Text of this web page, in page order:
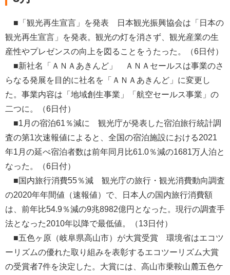
■「観光再生宣言」を発表 日本観光振興協会は「日本の
観光再生宣言」を発表。観光の灯を消さず、観光産業の生
産性やプレゼンスの向上を図ることをうたった。（6日付）
■新社名「ＡＮＡあきんど」 ＡＮＡセールスは事業のさ
らなる発展を目的に社名を「ＡＮＡあきんど」に変更し
た。事業内容は「地域創生事業」「航空セールス事業」の
二つに。（6日付）
■1月の宿泊61％減に 観光庁が発表した宿泊旅行統計調
査の第1次速報値によると、全国の宿泊施設における2021
年1月の延べ宿泊者数は前年同月比61.0％減の1681万人泊と
なった。（6日付）
■国内旅行消費55％減 観光庁の旅行・観光消費動向調査
の2020年年間値（速報値）で、日本人の国内旅行消費額
は、前年比54.9％減の9兆8982億円となった。現行の調査手
法となった2010年以降で最低値。（13日付）
■五色ヶ原（岐阜県高山市）が大賞受賞 環境省はエコツ
ーリズムの優れた取り組みを表彰するエコツーリズム大賞
の受賞者7件を決定した。大賞には、高山市乗鞍山麓五色ケ